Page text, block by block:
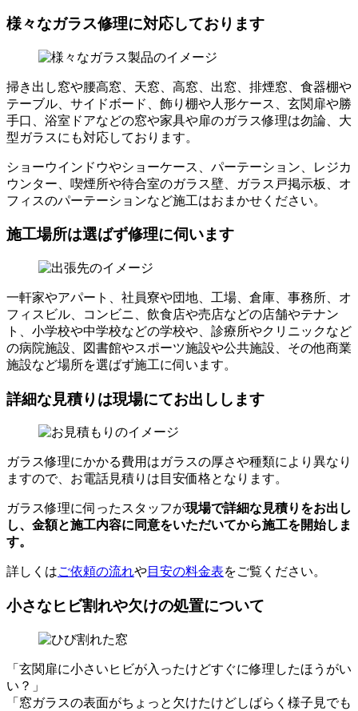
様々なガラス修理に対応しております
掃き出し窓や腰高窓、天窓、高窓、出窓、排煙窓、食器棚や
テーブル、サイドボード、飾り棚や人形ケース、玄関扉や勝
手口、浴室ドアなどの窓や家具や扉のガラス修理は勿論、大
型ガラスにも対応しております。
ショーウインドウやショーケース、パーテーション、レジカ
ウンター、喫煙所や待合室のガラス壁、ガラス戸掲示板、オ
フィスのパーテーションなど施工はおまかせください。
施工場所は選ばず修理に伺います
一軒家やアパート、社員寮や団地、工場、倉庫、事務所、オ
フィスビル、コンビニ、飲食店や売店などの店舗やテナン
ト、小学校や中学校などの学校や、診療所やクリニックなど
の病院施設、図書館やスポーツ施設や公共施設、その他商業
施設など場所を選ばず施工に伺います。
詳細な見積りは現場にてお出しします
ガラス修理にかかる費用はガラスの厚さや種類により異なり
ますので、お電話見積りは目安価格となります。
ガラス修理に伺ったスタッフが現場で詳細な見積りをお出し
し、 金額と施工内容に同意をいただいてから施工を開始しま
す。
詳しくはご依頼の流れや目安の料金表をご覧ください。
小さなヒビ割れや欠けの処置について
「玄関扉に小さいヒビが入ったけどすぐに修理したほうがい
い？」
「窓ガラスの表面がちょっと欠けたけどしばらく様子見でも